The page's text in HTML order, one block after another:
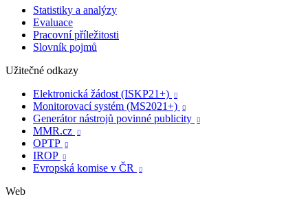
Statistiky a analýzy
Evaluace
Pracovní příležitosti
Slovník pojmů
Užitečné odkazy
Elektronická žádost (ISKP21+)

Monitorovací systém (MS2021+) 
Generátor nástrojů povinné publicity 
MMR.cz 
OPTP 
IROP 
Evropská komise v ČR 
Web